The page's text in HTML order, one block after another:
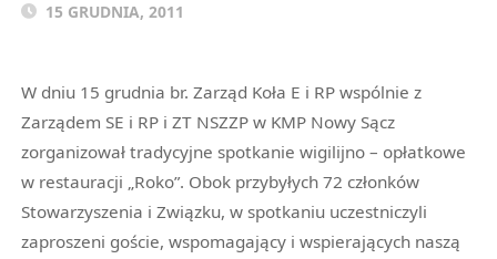
15 GRUDNIA, 2011
W dniu 15 grudnia br. Zarząd Koła E i RP wspólnie z
Zarządem SE i RP i ZT NSZZP w KMP Nowy Sącz
zorganizował tradycyjne spotkanie wigilijno – opłatkowe
w restauracji „Roko”. Obok przybyłych 72 członków
Stowarzyszenia i Związku, w spotkaniu uczestniczyli
zaproszeni goście, wspomagający i wspierających naszą